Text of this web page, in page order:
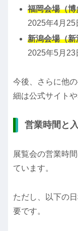
福岡会場（
2025年4月25
新潟会場（
2025年5月23
今後、さらに他
細は公式サイト
営業時間と
展覧会の営業時間
ています。
ただし、以下の
要です。